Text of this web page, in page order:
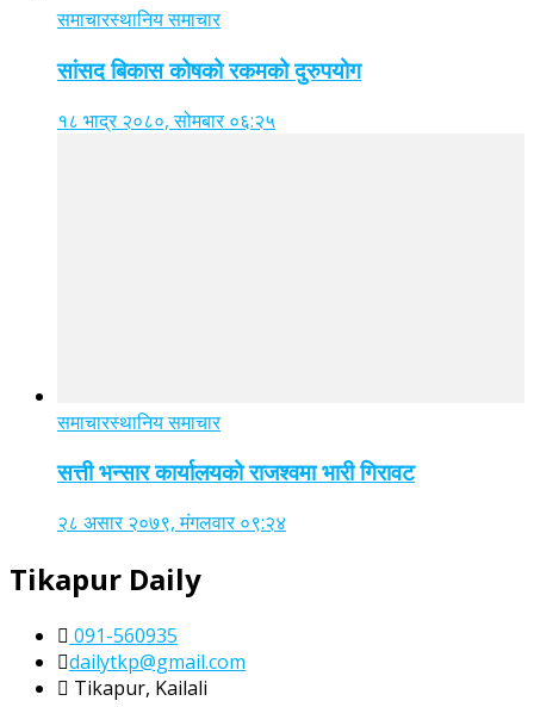
समाचारस्थानिय समाचार
सांसद बिकास कोषको रकमको दुरुपयोग
१८ भाद्र २०८०, सोमबार ०६:२५
समाचारस्थानिय समाचार
सत्ती भन्सार कार्यालयको राजश्वमा भारी गिरावट
२८ असार २०७९, मंगलवार ०९:२४
Tikapur Daily
091-560935
dailytkp@gmail.com
Tikapur, Kailali